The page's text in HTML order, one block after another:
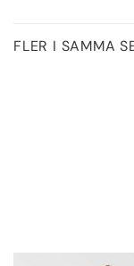
FLER I SAMMA